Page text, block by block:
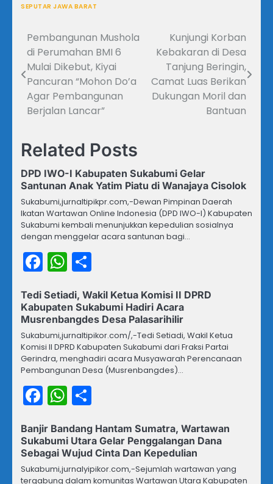
SEPUTAR JAWA BARAT
Navigasi
pos
Pembangunan Mushola
di Perumahan BMI 6
Mulai Dikebut, Kiyai
Pancuran “Mohon Do’a
Agar Pembangunan
Berjalan Lancar”
Kunjungi Korban
Kebakaran di Desa
Tanjung Beringin,
Camat Luas Berikan
Dukungan Moril dan
Bantuan
Related Posts
DPD IWO-I Kabupaten Sukabumi Gelar
Santunan Anak Yatim Piatu di Wanajaya Cisolok
Sukabumi,jurnaltipikpr.com,-Dewan Pimpinan Daerah
Ikatan Wartawan Online Indonesia (DPD IWO-I) Kabupaten
Sukabumi kembali menunjukkan kepedulian sosialnya
dengan menggelar acara santunan bagi…
Facebook
WhatsApp
Tedi Setiadi, Wakil Ketua Komisi II DPRD
Kabupaten Sukabumi Hadiri Acara
Musrenbangdes Desa Palasarihilir
Sukabumi,jurnaltipikor.com/,-Tedi Setiadi, Wakil Ketua
Komisi II DPRD Kabupaten Sukabumi dari Fraksi Partai
Gerindra, menghadiri acara Musyawarah Perencanaan
Pembangunan Desa (Musrenbangdes)…
Facebook
WhatsApp
Banjir Bandang Hantam Sumatra, Wartawan
Sukabumi Utara Gelar Penggalangan Dana
Sebagai Wujud Cinta Dan Kepedulian
Sukabumi,jurnalyipikor.com,-Sejumlah wartawan yang
tergabung dalam komunitas Wartawan Utara Kabupaten